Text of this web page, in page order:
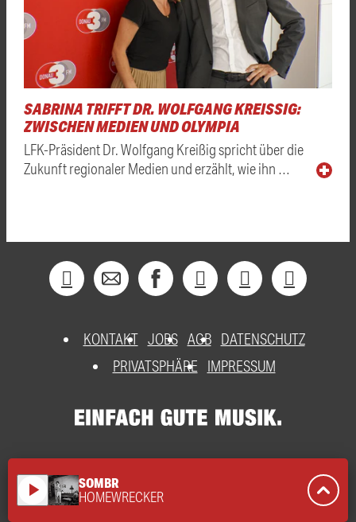
SABRINA TRIFFT DR. WOLFGANG KREISSIG: Z
WISCHEN MEDIEN UND OLYMPIA
LFK-Präsident Dr. Wolfgang Kreißig spricht über die
Zukunft regionaler Medien und erzählt, wie ihn …
KONTAKT JOBS AGB DATENSCHUTZ
PRIVATSPHÄRE
IMPRESSUM
play_arrow SOMBR
HOMEWRECKER